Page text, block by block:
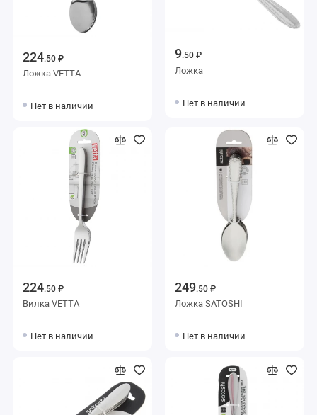
224.50 ₽
Ложка VETTA
Нет в наличии
9.50 ₽
Ложка
Нет в наличии
224.50 ₽
Вилка VETTA
Нет в наличии
249.50 ₽
Ложка SATOSHI
Нет в наличии